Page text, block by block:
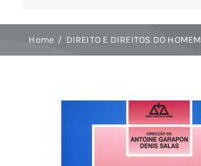
Home DIREITO E DIREITOS DO HOMEM